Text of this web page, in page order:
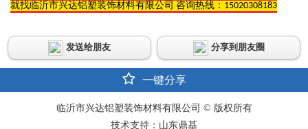
就找临沂市兴达铝塑装饰材料有限公司 咨询热线：15020308183
发送给朋友 分享到朋友圈
一键分享
临沂市兴达铝塑装饰材料有限公司 © 版权所有
技术支持：山东鼎基